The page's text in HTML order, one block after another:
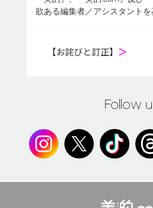
欲ある編集者／アシスタント
【お詫びと訂正】 ＞
Follow